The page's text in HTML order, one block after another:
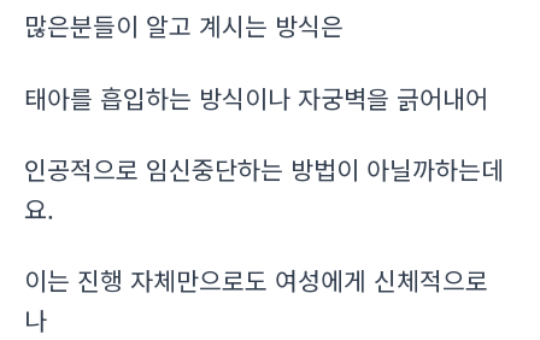
많은분들이 알고 계시는 방식은
태아를 흡입하는 방식이나 자궁벽을 긁어내어
인공적으로 임신중단하는 방법이 아닐까하는데
요.
이는 진행 자체만으로도 여성에게 신체적으로
나